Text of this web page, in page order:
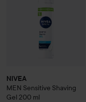
NIVEA
MEN Sensitive Shaving
Gel 200 ml